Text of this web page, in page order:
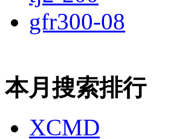
gfr300-08
本月搜索排行
XCMD